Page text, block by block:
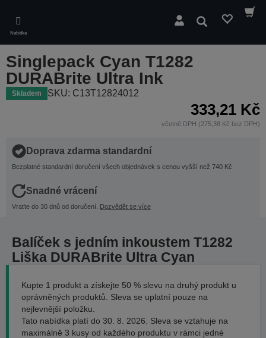
main
content
Nabídka
Hledat
Singlepack Cyan T1282
DURABrite Ultra Ink
Skladem SKU: C13T12824012
333,21 Kč
včetně DPH (275,38 Kč bez DPH)
Doprava zdarma standardní
Bezplatné standardní doručení všech objednávek s cenou vyšší než 740 Kč
Snadné vrácení
Vraťte do 30 dnů od doručení. Dozvědět se více
Balíček s jedním inkoustem T1282
Liška DURABrite Ultra Cyan
Kupte 1 produkt a získejte 50 % slevu na druhý produkt u
oprávněných produktů. Sleva se uplatní pouze na
nejlevnější položku.
Tato nabídka platí do 30. 8. 2026. Sleva se vztahuje na
maximálně 3 kusy od každého produktu v rámci jedné